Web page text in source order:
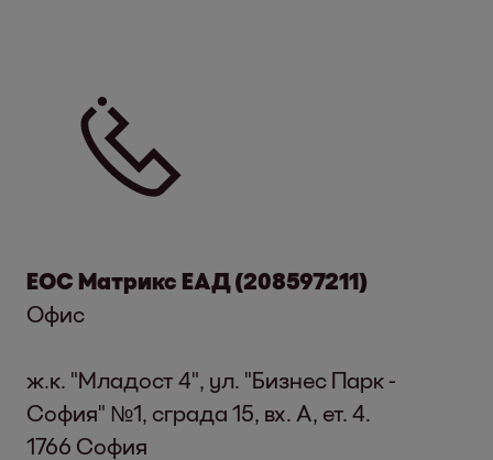
ЕОС Матрикс ЕАД (208597211)
Офис
ж.к. "Младост 4", ул. "Бизнес Парк -
София" №1, сграда 15, вх. A, ет. 4.
1766 София